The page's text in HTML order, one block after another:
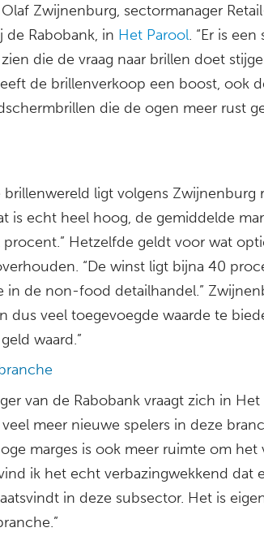
Zwijnenburg, sectormanager
Rabobank, in Het Parool. “Er is
die de vraag naar brillen doet
de brillenverkoop een boost, ook
die de ogen meer rust
brillenwereld ligt volgens Zwijnenburg
is echt heel hoog, de gemiddelde
procent.” Hetzelfde geldt voor wat
“De winst ligt bijna 40
in de non-food detailhandel.”
dus veel toegevoegde waarde te
waard.”
van de Rabobank vraagt zich in Het
meer nieuwe spelers in deze
marges is ook meer ruimte om het
ik het echt verbazingwekkend dat
in deze subsector. Het is